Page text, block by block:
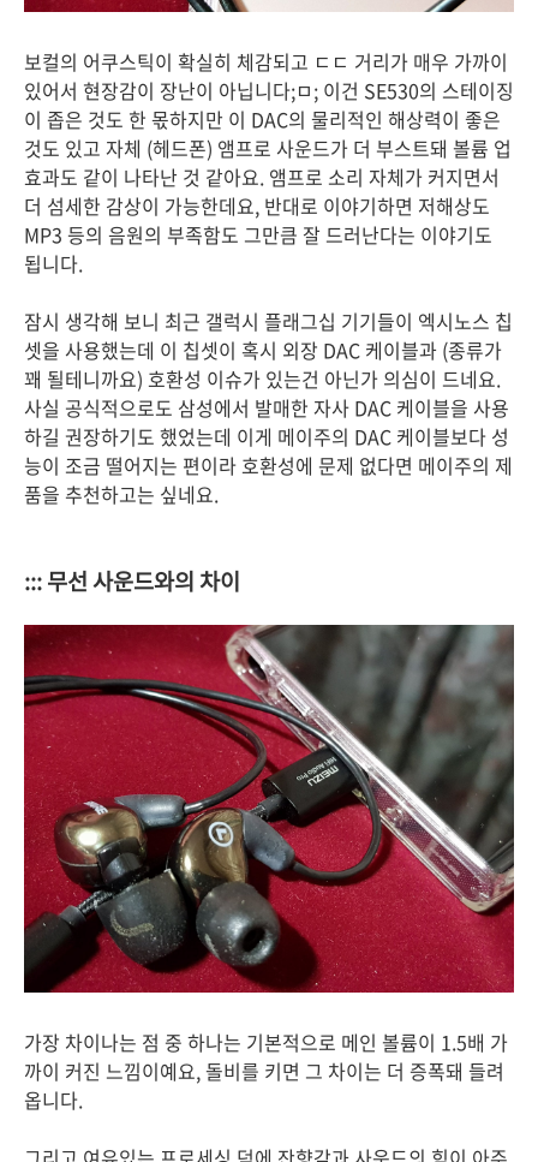
보컬의 어쿠스틱이 확실히 체감되고 ㄷㄷ 거리가 매우 가까이
있어서 현장감이 장난이 아닙니다;ㅁ; 이건 SE530의 스테이징
이 좁은 것도 한 몫하지만 이 DAC의 물리적인 해상력이 좋은
것도 있고 자체 (헤드폰) 앰프로 사운드가 더 부스트돼 볼륨 업
효과도 같이 나타난 것 같아요. 앰프로 소리 자체가 커지면서
더 섬세한 감상이 가능한데요, 반대로 이야기하면 저해상도
MP3 등의 음원의 부족함도 그만큼 잘 드러난다는 이야기도
됩니다.
잠시 생각해 보니 최근 갤럭시 플래그십 기기들이 엑시노스 칩
셋을 사용했는데 이 칩셋이 혹시 외장 DAC 케이블과 (종류가
꽤 될테니까요) 호환성 이슈가 있는건 아닌가 의심이 드네요.
사실 공식적으로도 삼성에서 발매한 자사 DAC 케이블을 사용
하길 권장하기도 했었는데 이게 메이주의 DAC 케이블보다 성
능이 조금 떨어지는 편이라 호환성에 문제 없다면 메이주의 제
품을 추천하고는 싶네요.
::: 무선 사운드와의 차이
가장 차이나는 점 중 하나는 기본적으로 메인 볼륨이 1.5배 가
까이 커진 느낌이예요, 돌비를 키면 그 차이는 더 증폭돼 들려
옵니다.